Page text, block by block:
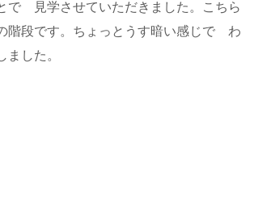
で 見学させていただきました。こちら
段です。ちょっとうす暗い感じで わ
ました。